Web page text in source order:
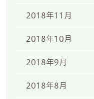
2018年11月
2018年10月
2018年9月
2018年8月